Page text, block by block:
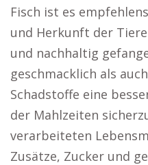
Fisch ist es
und Herkunft der
und nachhaltig
geschmacklich als
Schadstoffe eine
der Mahlzeiten
verarbeiteten
Zusätze, Zucker und